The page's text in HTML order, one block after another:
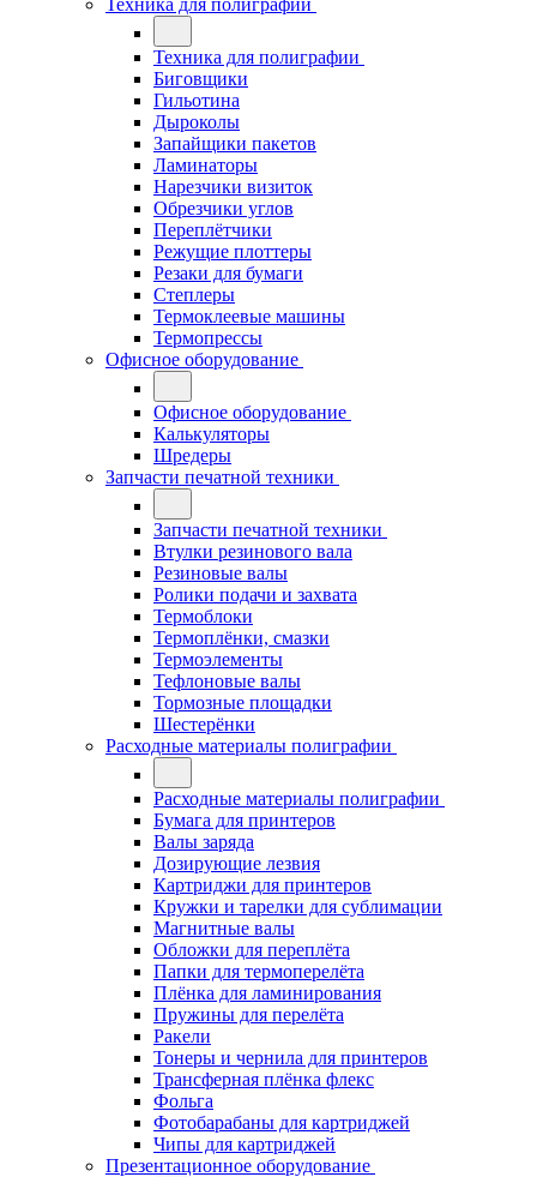
Техника для полиграфии
Техника для полиграфии
Биговщики
Гильотина
Дыроколы
Запайщики пакетов
Ламинаторы
Нарезчики визиток
Обрезчики углов
Переплётчики
Режущие плоттеры
Резаки для бумаги
Степлеры
Термоклеевые машины
Термопрессы
Офисное оборудование
Офисное оборудование
Калькуляторы
Шредеры
Запчасти печатной техники
Запчасти печатной техники
Втулки резинового вала
Резиновые валы
Ролики подачи и захвата
Термоблоки
Термоплёнки, смазки
Термоэлементы
Тефлоновые валы
Тормозные площадки
Шестерёнки
Расходные материалы полиграфии
Расходные материалы полиграфии
Бумага для принтеров
Валы заряда
Дозирующие лезвия
Картриджи для принтеров
Кружки и тарелки для сублимации
Магнитные валы
Обложки для переплёта
Папки для термоперелёта
Плёнка для ламинирования
Пружины для перелёта
Ракели
Тонеры и чернила для принтеров
Трансферная плёнка флекс
Фольга
Фотобарабаны для картриджей
Чипы для картриджей
Презентационное оборудование